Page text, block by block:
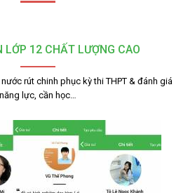
LỚP 12 CHẤT LƯỢNG CAO
rút chinh phục kỳ thi THPT & đánh giá
năng lực, cần học…